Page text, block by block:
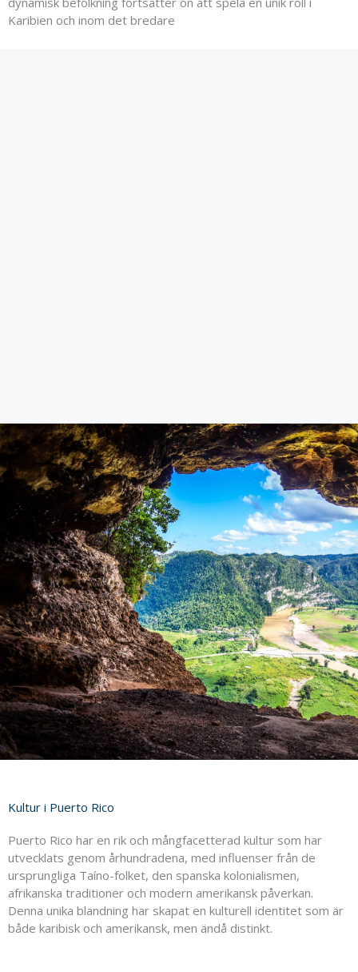
Karibien och inom det bredare
Kultur i Puerto Rico
Puerto Rico har en rik och mångfacetterad kultur som har
utvecklats genom århundradena, med influenser från de
ursprungliga Taíno-folket, den spanska kolonialismen,
afrikanska traditioner och modern amerikansk påverkan.
Denna unika blandning har skapat en kulturell identitet som är
både karibisk och amerikansk, men ändå distinkt.